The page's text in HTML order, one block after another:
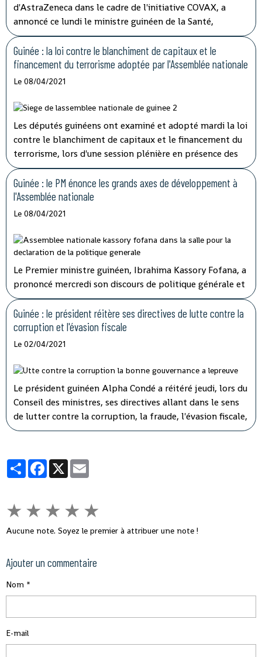
d'AstraZeneca dans le cadre de l'initiative COVAX, a
annoncé ce lundi le ministre guinéen de la Santé,
médécin général Rémy Lamah à la radio nationale.
Guinée : la loi contre le blanchiment de capitaux et le
financement du terrorisme adoptée par l'Assemblée nationale
Le 08/04/2021
Les députés guinéens ont examiné et adopté mardi la loi
contre le blanchiment de capitaux et le financement du
terrorisme, lors d'une session plénière en présence des
membres du gouvernement.
Guinée : le PM énonce les grands axes de développement à
l'Assemblée nationale
Le 08/04/2021
Le Premier ministre guinéen, Ibrahima Kassory Fofana, a
prononcé mercredi son discours de politique générale et
d'orientation devant les 108 députés présents sur les 114
que compte l'hémicycle guinéen.
Guinée : le président réitère ses directives de lutte contre la
corruption et l'évasion fiscale
Le 02/04/2021
Le président guinéen Alpha Condé a réitéré jeudi, lors du
Conseil des ministres, ses directives allant dans le sens
de lutter contre la corruption, la fraude, l'évasion fiscale,
le népotisme, le laisser-aller et tous ces fléaux qui
développement rapide de son pays.
PartagerFacebook
X
★ ★ ★ ★ ★
Aucune note. Soyez le premier à attribuer une note !
Ajouter un commentaire
Nom
E-mail